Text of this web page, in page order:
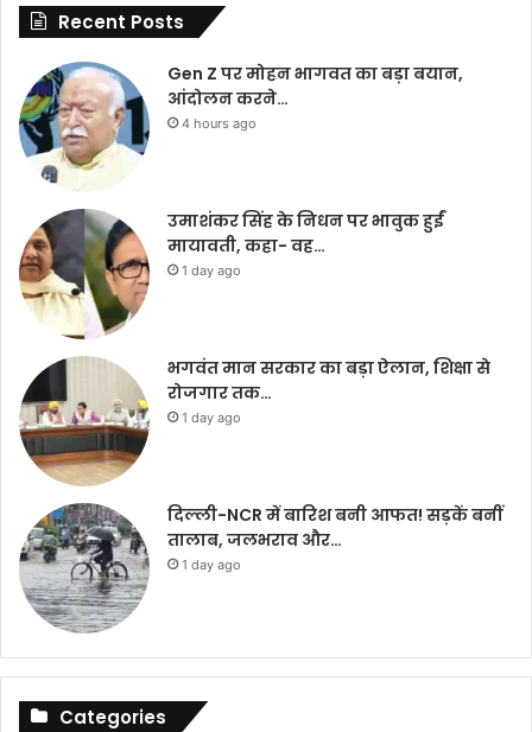
Recent Posts
Gen Z पर मोहन भागवत का बड़ा बयान,
आंदोलन करने…
4 hours ago
उमाशंकर सिंह के निधन पर भावुक हुईं
मायावती, कहा- वह…
1 day ago
भगवंत मान सरकार का बड़ा ऐलान, शिक्षा से
रोजगार तक…
1 day ago
दिल्ली-NCR में बारिश बनी आफत! सड़कें बनीं
तालाब, जलभराव और…
1 day ago
Categories